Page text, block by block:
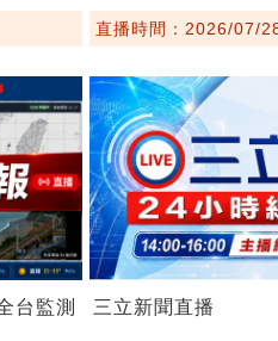
直播時間：2026/07/
台監測 三立新聞直播